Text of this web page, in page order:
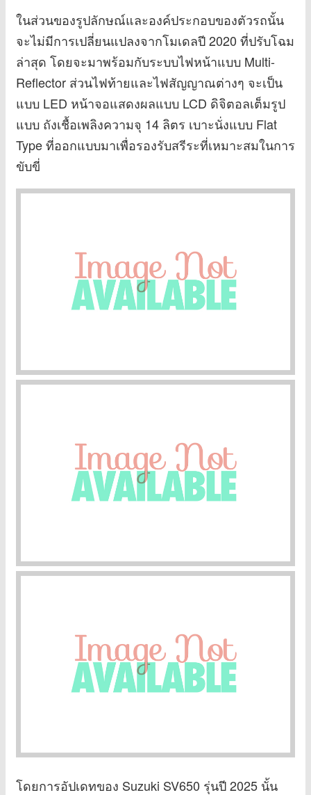
ในส่วนของรูปลักษณ์และองค์ประกอบของตัวรถนั้น
จะไม่มีการเปลี่ยนแปลงจากโมเดลปี 2020 ที่ปรับโฉม
ล่าสุด โดยจะมาพร้อมกับระบบไฟหน้าแบบ Multi-
Reflector ส่วนไฟท้ายและไฟสัญญาณต่างๆ จะเป็น
แบบ LED หน้าจอแสดงผลแบบ LCD ดิจิตอลเต็มรูป
แบบ ถังเชื้อเพลิงความจุ 14 ลิตร เบาะนั่งแบบ Flat
Type ที่ออกแบบมาเพื่อรองรับสรีระที่เหมาะสมในการ
ขับขี่
โดยการอัปเดทของ Suzuki SV650 รุ่นปี 2025 นั้น